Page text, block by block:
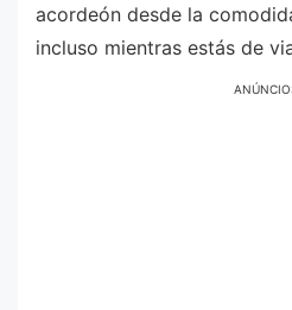
acordeón desde la
incluso mientras estás de